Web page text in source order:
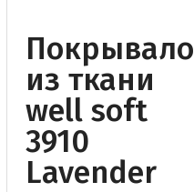
Покрывало
из ткани
well soft
3910
Lavender